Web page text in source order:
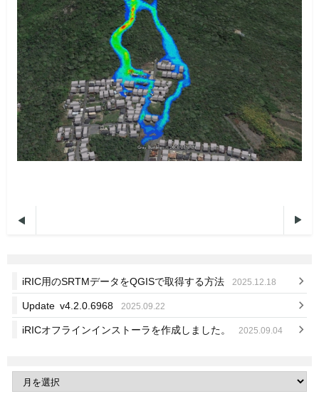
 
iRIC用のSRTMデータをQGISで取得する方法 2025.12.18
Update v4.2.0.6968 2025.09.22
iRICオフラインインストーラを作成しました。 2025.09.04